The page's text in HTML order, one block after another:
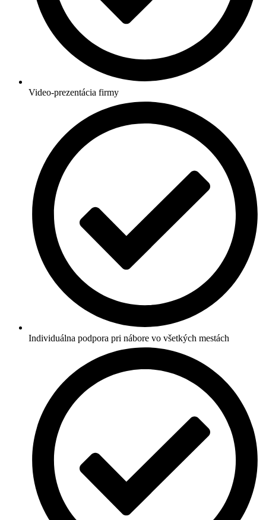
Video-prezentácia firmy
Individuálna podpora pri nábore vo všetkých mestách